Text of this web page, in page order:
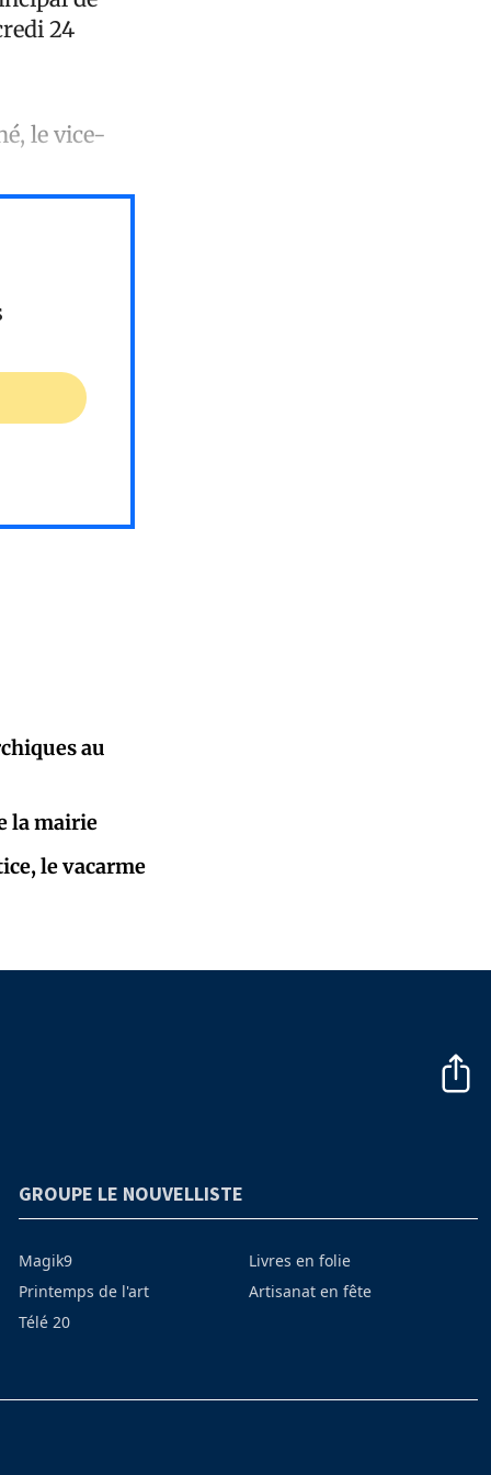
24
le vice-
au
la mairie
le vacarme
GROUPE LE NOUVELLISTE
Magik9
Printemps de l'art
Télé 20
Livres en folie
Artisanat en fête